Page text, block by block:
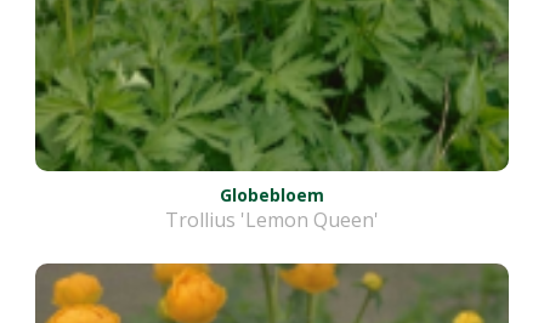
Globebloem
Trollius 'Lemon Queen'